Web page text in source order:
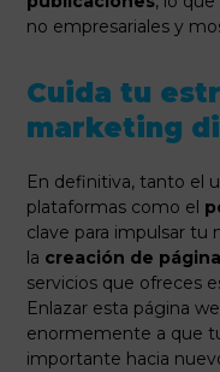
no empresariales y
Cuida tu
marketing
En definitiva, tanto el
plataformas como el
clave para impulsar
la creación de
servicios que ofreces
Enlazar esta página
enormemente a que
importante hacia